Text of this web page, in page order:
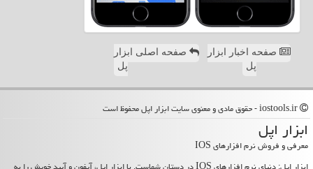
صفحه اخبار ابزار
پل
صفحه اصلی ابزار
پل
ابزار اپل
معرفی و فروش نرم افزارهای IOS